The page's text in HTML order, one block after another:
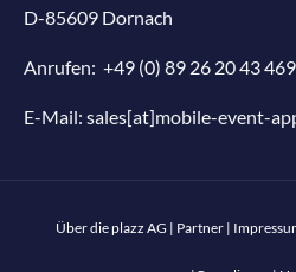
D-85609 Dornach
Anrufen: +49 (0) 89 26 20 43 469
E-Mail: sales[at]mobile-event-
Über die plazz AG | Partner |